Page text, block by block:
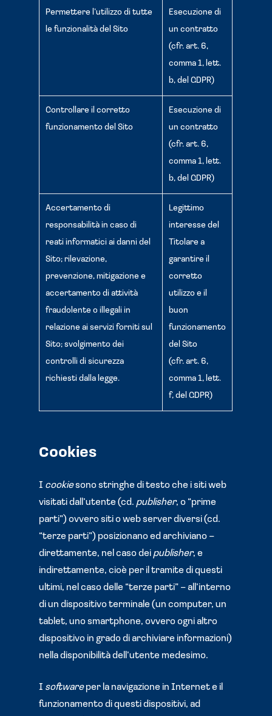
Permettere l’utilizzo di tutte
le funzionalità del Sito
Esecuzione di
un contratto
(cfr. art. 6,
comma 1, lett.
b, del GDPR)
Controllare il corretto
funzionamento del Sito
Esecuzione di
un contratto
(cfr. art. 6,
comma 1, lett.
b, del GDPR)
Accertamento di
responsabilità in caso di
reati informatici ai danni del
Sito; rilevazione,
prevenzione, mitigazione e
accertamento di attività
fraudolente o illegali in
relazione ai servizi forniti sul
Sito; svolgimento dei
controlli di sicurezza
richiesti dalla legge.
Legittimo
interesse del
Titolare a
garantire il
corretto
utilizzo e il
buon
funzionamento
del Sito
(cfr. art. 6,
comma 1, lett.
f, del GDPR)
Cookies
I cookiesono stringhe di testo che i siti web
visitati dall’utente (cd. publisher, o “prime
parti”) ovvero siti o web server diversi (cd.
“terze parti”) posizionano ed archiviano –
direttamente, nel caso dei publisher, e
indirettamente, cioè per il tramite di questi
ultimi, nel caso delle “terze parti” – all’interno
di un dispositivo terminale (un computer, un
tablet, uno smartphone, ovvero ogni altro
dispositivo in grado di archiviare informazioni)
nella disponibilità dell’utente medesimo.
I softwareper la navigazione in Internet e il
funzionamento di questi dispositivi, ad